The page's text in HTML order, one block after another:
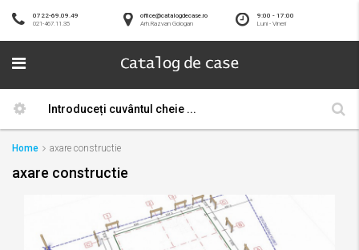
9:00 - 17:00
Luni - Vineri
office@catalogdecase.ro
Arh.Razvan Gologan
0722-69.09.49
021-467.11.35
Home axare constructie
axare constructie